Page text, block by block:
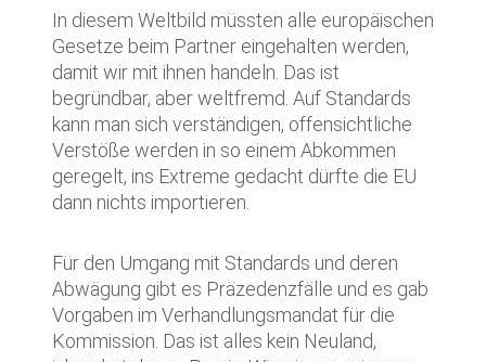
In diesem Weltbild müssten alle europäischen
Gesetze beim Partner eingehalten werden,
damit wir mit ihnen handeln. Das ist
begründbar, aber weltfremd. Auf Standards
kann man sich verständigen, offensichtliche
Verstöße werden in so einem Abkommen
geregelt, ins Extreme gedacht dürfte die EU
dann nichts importieren.
Für den Umgang mit Standards und deren
Abwägung gibt es Präzedenzfälle und es gab
Vorgaben im Verhandlungsmandat für die
Kommission. Das ist alles kein Neuland,